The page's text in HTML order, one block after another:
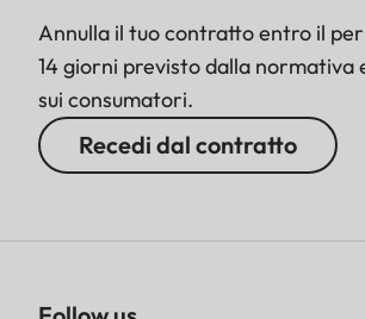
Annulla il tuo contratto entro il
14 giorni previsto dalla normativa
sui consumatori.
Recedi dal contratto